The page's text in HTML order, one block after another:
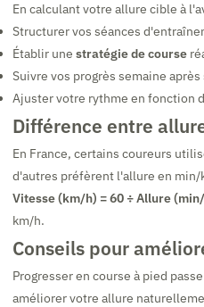
En calculant votre allure cible à
Structurer vos séances
Établir une stratégie de course
Suivre vos progrès semaine après
Ajuster votre rythme en fonction
Différence entre
En France, certains coureurs
d'autres préfèrent l'allure en min/
Vitesse (km/h) = 60 ÷ Allure
km/h.
Conseils pour
Progresser en course à pied
améliorer votre allure